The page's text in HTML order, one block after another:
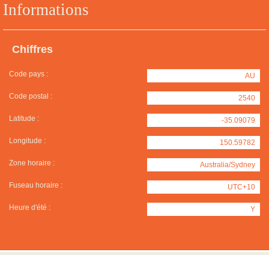
Informations
Chiffres
Code pays : AU
Code postal : 2540
Latitude : -35.09079
Longitude : 150.59782
Zone horaire : Australia/Sydney
Fuseau horaire : UTC+10
Heure d'été : Y